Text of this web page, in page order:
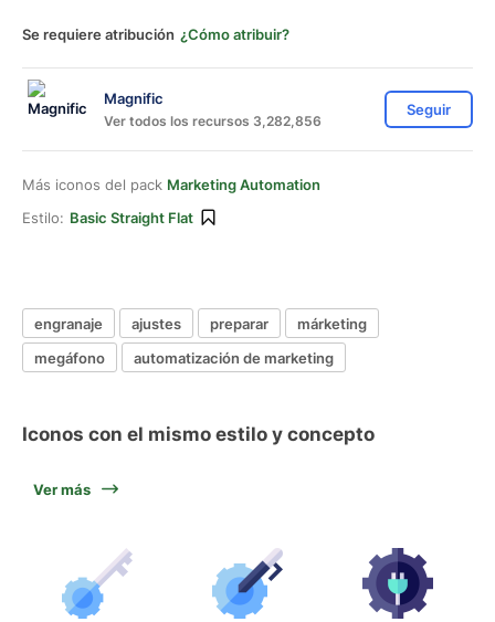
Se requiere atribución ¿Cómo atribuir?
Magnific
Ver todos los recursos 3,282,856
Seguir
Más iconos del pack Marketing Automation
Estilo: Basic Straight Flat
engranaje ajustes preparar
márketing
megáfono
automatización de marketing
Iconos con el mismo estilo y concepto
Ver más